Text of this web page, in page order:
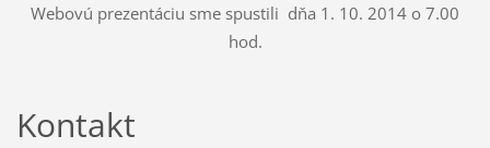
Webovú prezentáciu sme spustili dňa 1. 10. 2014 o 7.00
hod.
Kontakt